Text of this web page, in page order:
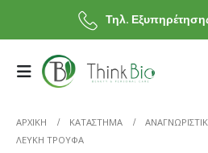
Τηλ.
ΑΡΧΙΚΗ ΚΑΤΆΣΤΗΜΑ
ΛΕΥΚΉ ΤΡΟΎΦΑ